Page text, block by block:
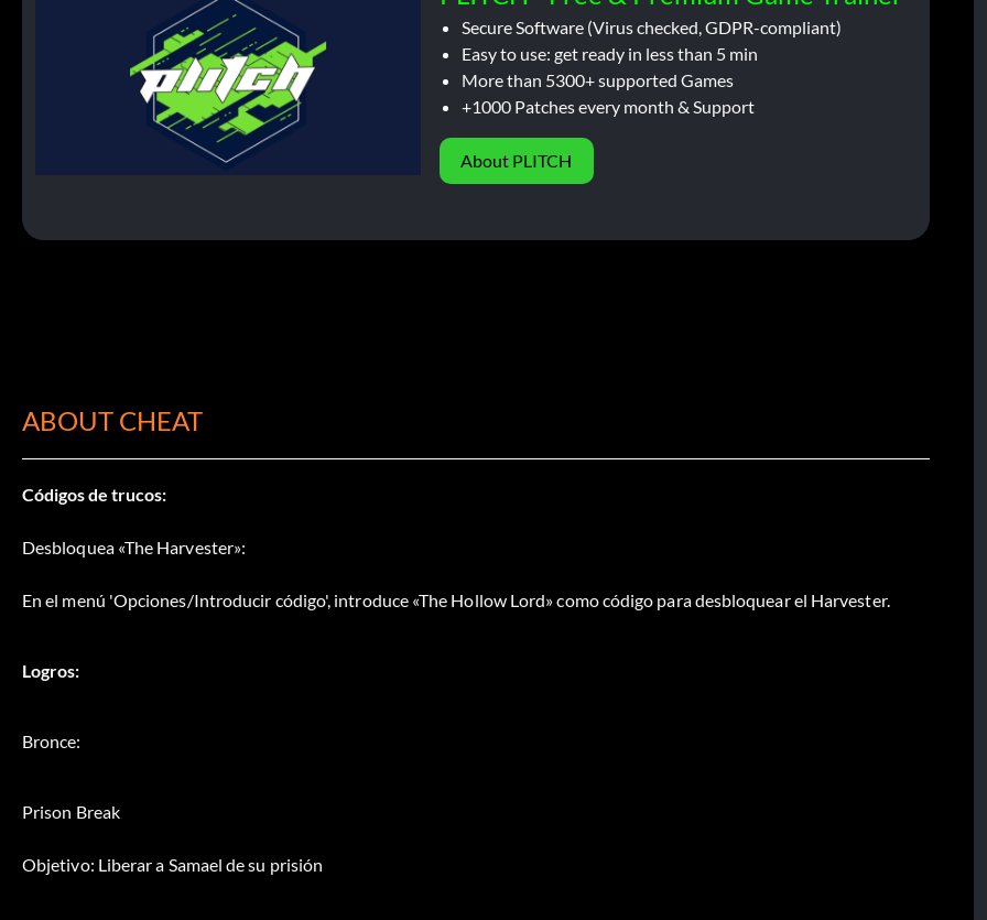
Secure Software (Virus checked, GDPR-compliant)
Easy to use: get ready in less than 5 min
More than 5300+ supported Games
+1000 Patches every month & Support
About PLITCH
ABOUT CHEAT
Códigos de trucos:
Desbloquea «The Harvester»:
En el menú 'Opciones/Introducir código', introduce «The Hollow Lord» como código para desbloquear el Harvester.
Logros:
Bronce:
Prison Break
Objetivo: Liberar a Samael de su prisión